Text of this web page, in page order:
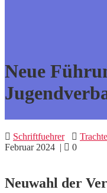
Neue
Schriftfuehrer
Februar 2024 | 0
Neuwahl der